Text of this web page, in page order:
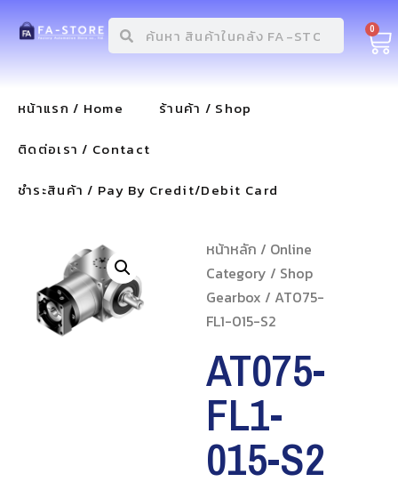
0
หน้าแรก / Home
ร้านค้า / Shop
ติดต่อเรา / Contact
ชำระสินค้า / Pay By Credit/Debit Card
หน้าหลัก / Online
Category / Shop
Gearbox / AT075-
FL1-015-S2
AT075-
FL1-
015-S2